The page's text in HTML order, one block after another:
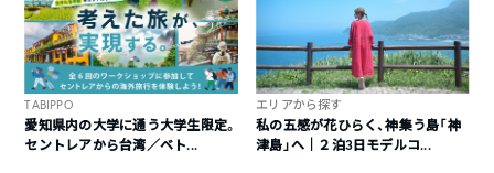
TABIPPO
愛知県内の大学に通う大学生限定。
セントレアから台湾／ベト...
エリアから探す
私の五感が花ひらく、神集う島「神
津島」へ｜２泊3日モデルコ...